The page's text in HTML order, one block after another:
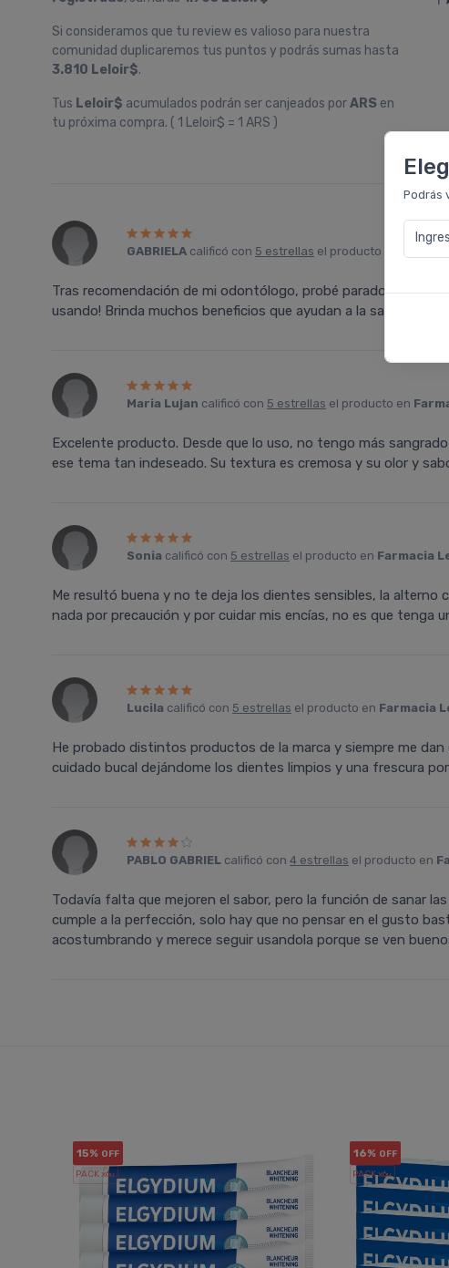
Podrás
Si consideramos que tu review es valioso para nuestra
comunidad duplicaremos tus puntos y podrás sumas hasta
3.810 Leloir$.
Tus Leloir$ acumulados podrán ser canjeados porARS en
tu próxima compra. ( 1 Leloir$ = 1 ARS )
GABRIELA calificó con 5 estrellas el producto en
Tras recomendación de mi odontólogo, probé paradontax y
usando! Brinda muchos beneficios que ayudan a la salud bucal
Maria Lujan calificó con 5 estrellas el producto en
Excelente producto. Desde que lo uso, no tengo más
ese tema tan indeseado. Su textura es cremosa y su olor y
Sonia calificó con 5 estrellas el producto en Farmacia
Me resultó buena y no te deja los dientes sensibles, la alterno
nada por precaución y por cuidar mis encías, no es que tenga
Lucila calificó con 5 estrellas el producto en Farmacia
He probado distintos productos de la marca y siempre me dan
cuidado bucal dejándome los dientes limpios y una frescura
PABLO GABRIEL calificó con 4 estrellas el producto en
Todavía falta que mejoren el sabor, pero la función de sanar
cumple a la perfección, solo hay que no pensar en el gusto
acostumbrando y merece seguir usandola porque se ven
15% OFF
PACK x6u.
16% OFF
PACK x6u.